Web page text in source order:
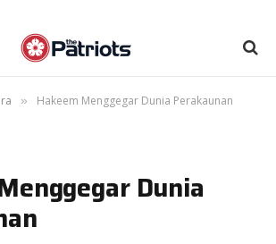
» Hakeem Menggegar Dunia Perakaunan
Dunia